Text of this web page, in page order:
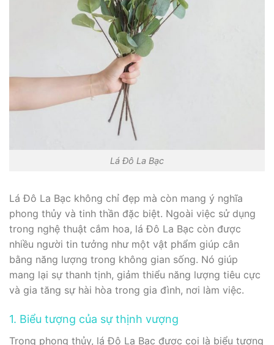
Lá Đô La Bạc
Lá Đô La Bạc không chỉ đẹp mà còn mang ý nghĩa
phong thủy và tinh thần đặc biệt. Ngoài việc sử dụng
trong nghệ thuật cắm hoa, lá Đô La Bạc còn được
nhiều người tin tưởng như một vật phẩm giúp cân
bằng năng lượng trong không gian sống. Nó giúp
mang lại sự thanh tịnh, giảm thiểu năng lượng tiêu cực
và gia tăng sự hài hòa trong gia đình, nơi làm việc.
1. Biểu tượng của sự thịnh vượng
Trong phong thủy, lá Đô La Bạc được coi là biểu tượng